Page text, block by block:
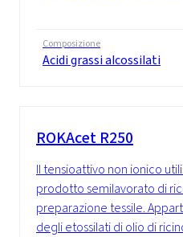
Composizione
Acidi grassi alcossilati
ROKAcet R250
Il tensioattivo non ionico
prodotto semilavorato di
preparazione tessile.
degli etossilati di olio di